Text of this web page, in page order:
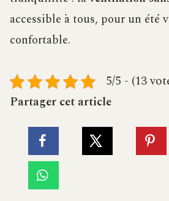
accessible à tous, pour un été
confortable.
5/5 - (13
Partager cet article